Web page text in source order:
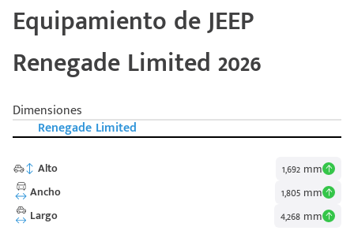
Equipamiento de JEEP
Renegade Limited 2026
Dimensiones
Renegade Limited
Alto
1,692 mm
Ancho
1,805 mm
Largo
4,268 mm